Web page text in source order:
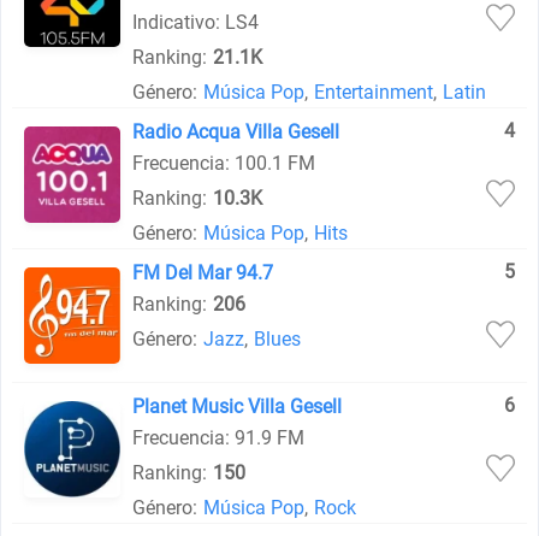
Indicativo: LS4
Ranking: 21.1K
Género: Música Pop, Entertainment, Latin
Radio Acqua Villa Gesell
4
Frecuencia: 100.1 FM
Ranking: 10.3K
Género: Música Pop, Hits
FM Del Mar 94.7
5
Ranking: 206
Género: Jazz, Blues
Planet Music Villa Gesell
6
Frecuencia: 91.9 FM
Ranking: 150
Género: Música Pop, Rock